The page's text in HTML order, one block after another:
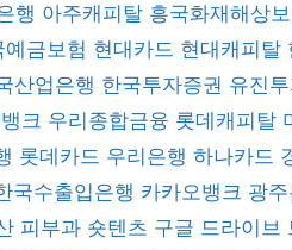
행 아주캐피탈 흥국화재해상
예금보험 현대카드 현대캐피탈
산업은행 한국투자증권 유진
크 우리종합금융 롯데캐피탈
롯데카드 우리은행 하나카드
국수출입은행 카카오뱅크 광
피부과 숏텐츠 구글 드라이브